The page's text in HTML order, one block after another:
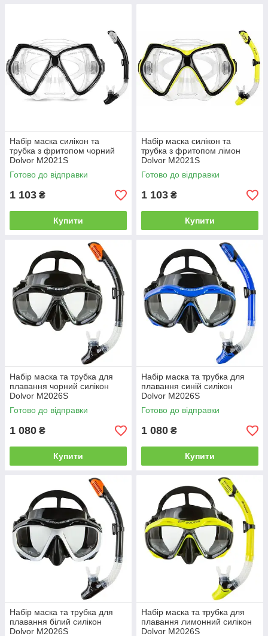
Набір маска силікон та
трубка з фритопом чорний
Dolvor M2021S
Готово до відправки
1 103 ₴
Купити
Набір маска силікон та
трубка з фритопом лімон
Dolvor M2021S
Готово до відправки
1 103 ₴
Купити
Набір маска та трубка для
плавання чорний силікон
Dolvor M2026S
Готово до відправки
1 080 ₴
Купити
Набір маска та трубка для
плавання синій силікон
Dolvor M2026S
Готово до відправки
1 080 ₴
Купити
Набір маска та трубка для
плавання білий силікон
Dolvor M2026S
Набір маска та трубка для
плавання лимонний силікон
Dolvor M2026S